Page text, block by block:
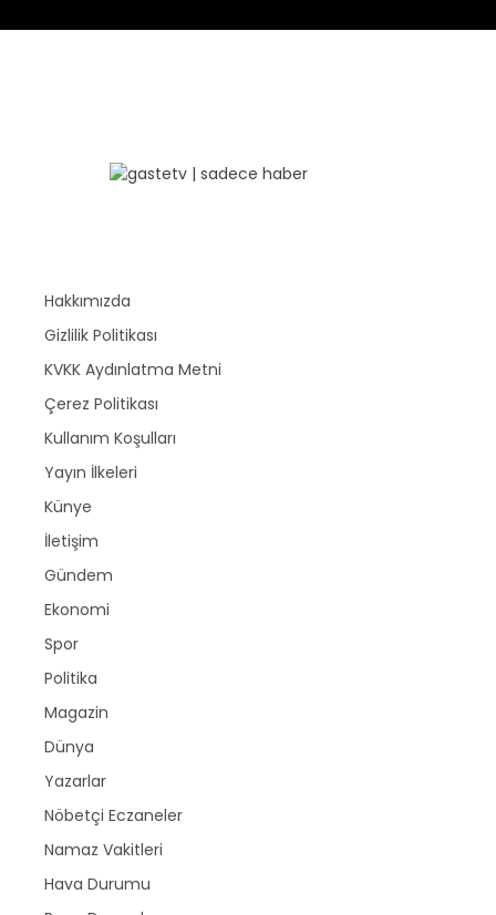
Hakkımızda
Gizlilik Politikası
KVKK Aydınlatma Metni
Çerez Politikası
Kullanım Koşulları
Yayın İlkeleri
Künye
İletişim
Gündem
Ekonomi
Spor
Politika
Magazin
Dünya
Yazarlar
Nöbetçi Eczaneler
Namaz Vakitleri
Hava Durumu